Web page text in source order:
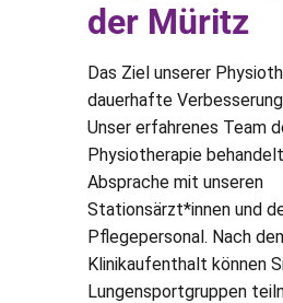
der Müritz
Das Ziel unserer
dauerhafte
Unser erfahrenes Team
Physiotherapie
Absprache mit unseren
Stationsärzt*innen und
Pflegepersonal. Nach
Klinikaufenthalt können
Lungensportgruppen